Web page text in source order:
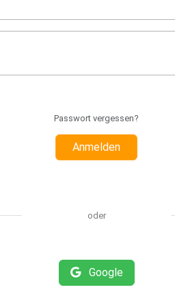
Passwort vergessen?
Anmelden
oder
Google